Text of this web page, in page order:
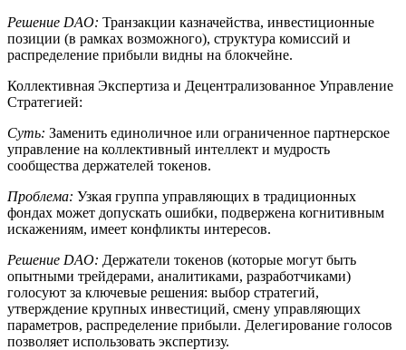
Решение DAO: Транзакции казначейства, инвестиционные
позиции (в рамках возможного), структура комиссий и
распределение прибыли видны на блокчейне.
Коллективная Экспертиза и Децентрализованное Управление
Стратегией:
Суть: Заменить единоличное или ограниченное партнерское
управление на коллективный интеллект и мудрость
сообщества держателей токенов.
Проблема: Узкая группа управляющих в традиционных
фондах может допускать ошибки, подвержена когнитивным
искажениям, имеет конфликты интересов.
Решение DAO: Держатели токенов (которые могут быть
опытными трейдерами, аналитиками, разработчиками)
голосуют за ключевые решения: выбор стратегий,
утверждение крупных инвестиций, смену управляющих
параметров, распределение прибыли. Делегирование голосов
позволяет использовать экспертизу.